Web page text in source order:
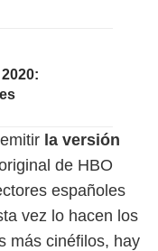
la versión
de HBO
españoles
vez lo hacen los
más cinéfilos, hay